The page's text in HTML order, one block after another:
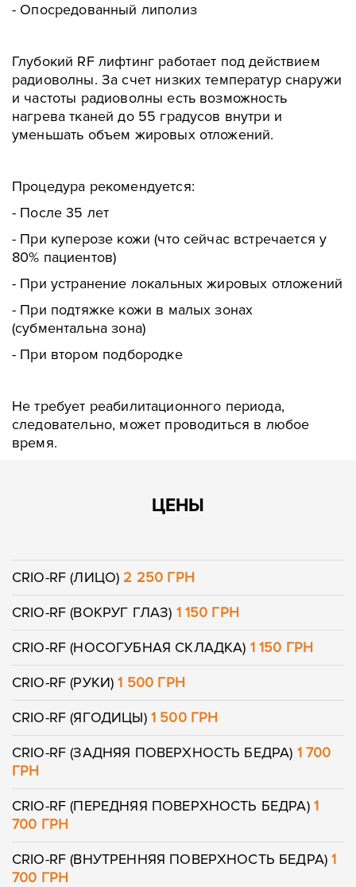
- Oпосредованный липолиз
Глубокий RF лифтинг работает под действием
радиоволны. За счет низких температур снаружи
и частоты радиоволны есть возможность
нагрева тканей до 55 градусов внутри и
уменьшать объем жировых отложений.
Процедура рекомендуется:
- После 35 лет
- При куперозе кожи (что сейчас встречается у
80% пациентов)
- При устранение локальных жировых отложений
- При подтяжке кожи в малых зонах
(субментальна зона)
- При втором подбородке
Не требует реабилитационного периода,
следовательно, может проводиться в любое
время.
ЦЕНЫ
CRIO-RF (ЛИЦО) 2 250 ГРН
CRIO-RF (ВОКРУГ ГЛАЗ) 1 150 ГРН
CRIO-RF (НОСОГУБНАЯ СКЛАДКА) 1 150 ГРН
CRIO-RF (РУКИ)1 500 ГРН
CRIO-RF (ЯГОДИЦЫ) 1 500 ГРН
CRIO-RF (ЗАДНЯЯ ПОВЕРХНОСТЬ БЕДРА) 1 700
ГРН
CRIO-RF (ПЕРЕДНЯЯ ПОВЕРХНОСТЬ БЕДРА) 1
700 ГРН
CRIO-RF (ВНУТРЕННЯЯ ПОВЕРХНОСТЬ БЕДРА)1
700 ГРН
Оставить контакты
Ваше имя Ваш телефон
Сообщение
Отправить
Оставить контакты
Сообщение